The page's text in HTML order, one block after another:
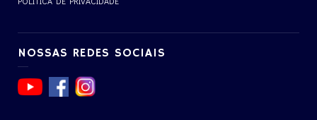
NOSSAS REDES SOCIAIS